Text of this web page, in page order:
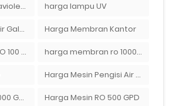
Harga Lampu Ultraviolet Depot Air Isi Ulang harga lampu UV
Harga Membran Air Galon Harga Membran Kantor
Harga Membran RO 100 gpd harga membran ro 1000 gpd
Harga Mesin Pengisi Air Galon
Harga Mesin RO 2000 GPD Harga Mesin RO 500 GPD